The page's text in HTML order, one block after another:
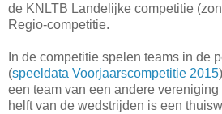
de KNLTB Landelijke competitie
Regio-competitie.
In de competitie spelen teams in de
(speeldata Voorjaarscompetitie 2015
een team van een andere
helft van de wedstrijden is een